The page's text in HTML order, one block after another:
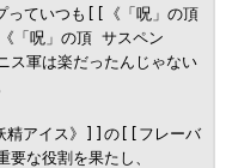
ていつも[[《「呪」の頂
「呪」の頂 サスペン
ス軍は楽だったんじゃない
アイス》]]の[[フレーバ
な役割を果たし、